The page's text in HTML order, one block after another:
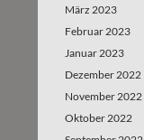
März 2023
Februar 2023
Januar 2023
Dezember 2022
November 2022
Oktober 2022